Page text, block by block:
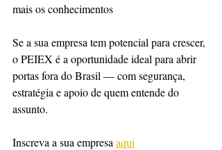
mais os conhecimentos
Se a sua empresa tem potencial para crescer,
o PEIEX é a oportunidade ideal para abrir
portas fora do Brasil — com segurança,
estratégia e apoio de quem entende do
assunto.
Inscreva a sua empresa aqui